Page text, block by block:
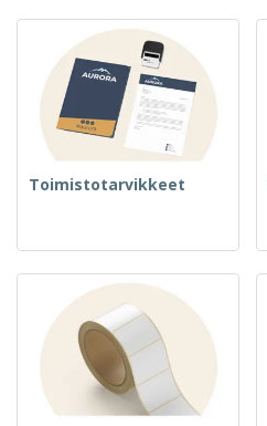
Toimistotarvikkeet